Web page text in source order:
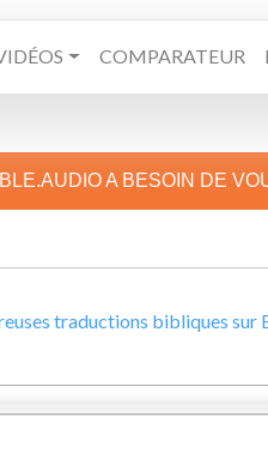
COMPARATEUR
A BESOIN DE
traductions bibliques sur